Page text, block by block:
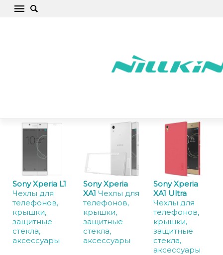
Sony Xperia L1
Чехлы для
телефонов,
крышки,
защитные
стекла,
аксессуары
Sony Xperia
XA1 Чехлы для
телефонов,
крышки,
защитные
стекла,
аксессуары
Sony Xperia
XA1 Ultra
Чехлы для
телефонов,
крышки,
защитные
стекла,
аксессуары